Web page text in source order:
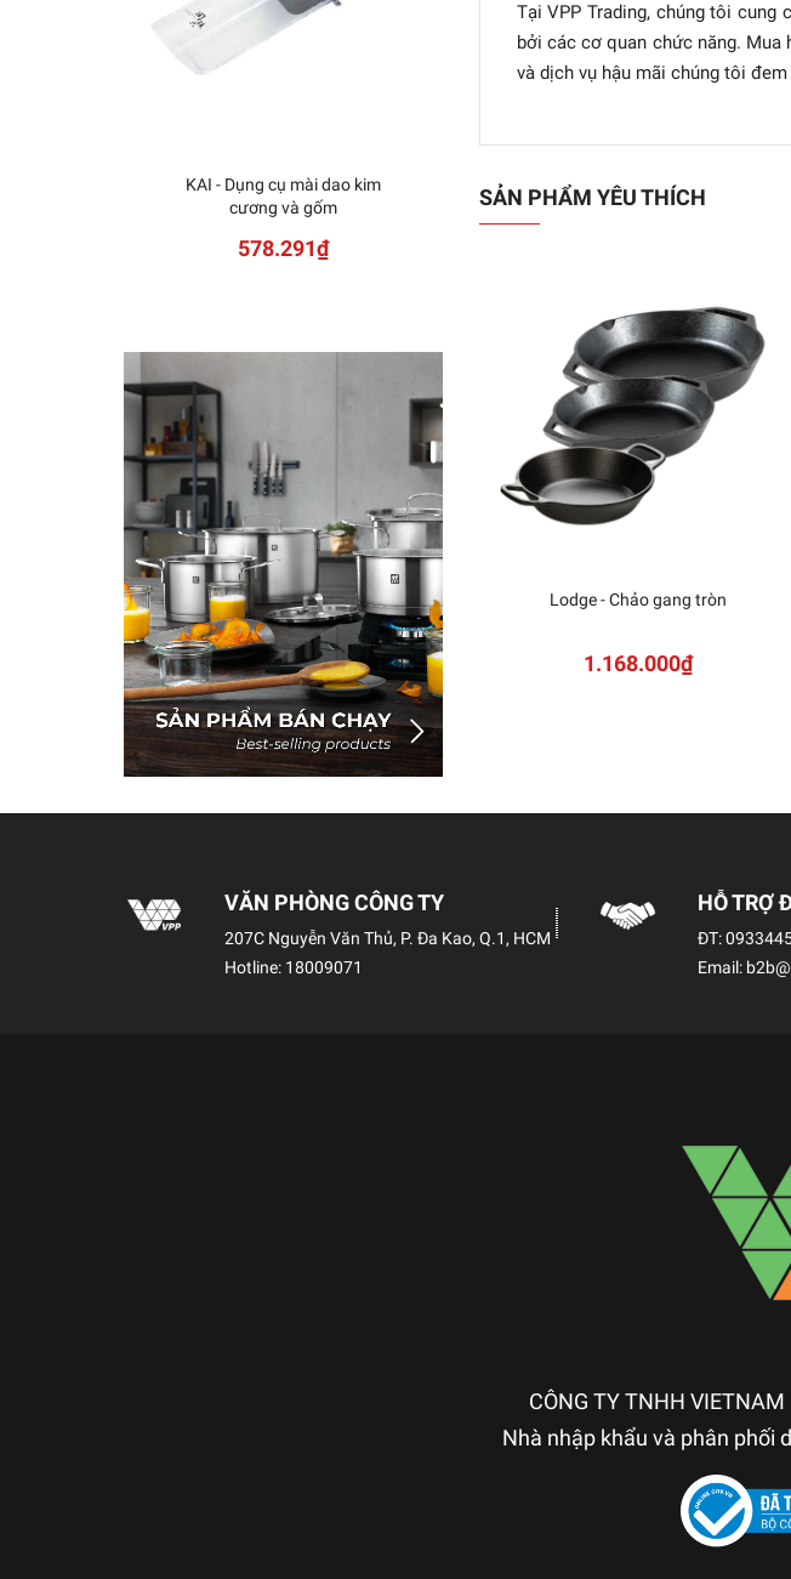
Tại VPP Trading, chúng tôi cung
bởi các cơ quan chức năng. Mua
và dịch vụ hậu mãi chúng tôi đem
SẢN PHẨM YÊU THÍCH
Lodge - Chảo gang tròn
1.168.000₫
KAI - Dụng cụ mài dao kim
cương và gốm
578.291₫
VĂN PHÒNG CÔNG TY
207C Nguyễn Văn Thủ, P. Đa Kao, Q.1, HCM
Hotline: 18009071
HỖ TRỢ
ĐT:
Email:
CÔNG TY TNHH
Nhà nhập khẩu và phân phối